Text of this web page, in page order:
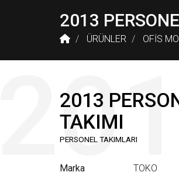
2013
ÜRÜNLER OFİS
2013
TAKIMI
PERSONEL TAKIMLARI
Marka
TOKO